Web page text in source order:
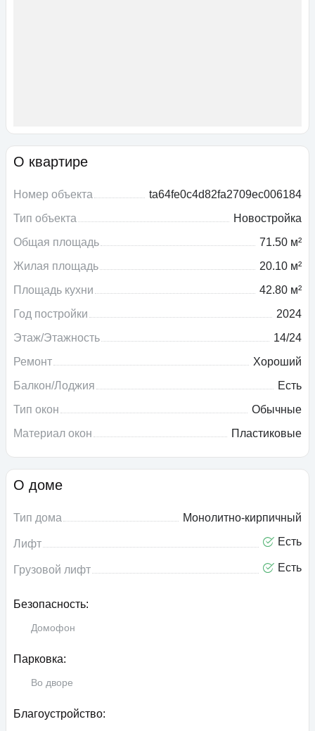
О квартире
Номер объекта
ta64fe0c4d82fa2709ec006184
Тип объекта
Новостройка
Общая площадь
71.50 м²
Жилая площадь
20.10 м²
Площадь кухни
42.80 м²
Год постройки
2024
Этаж/Этажность
14/24
Ремонт
Хороший
Балкон/Лоджия
Есть
Тип окон
Обычные
Материал окон
Пластиковые
О доме
Тип дома Монолитно-кирпичный
Лифт Есть
Грузовой лифт Есть
Безопасность:
Домофон
Парковка:
Во дворе
Благоустройство: